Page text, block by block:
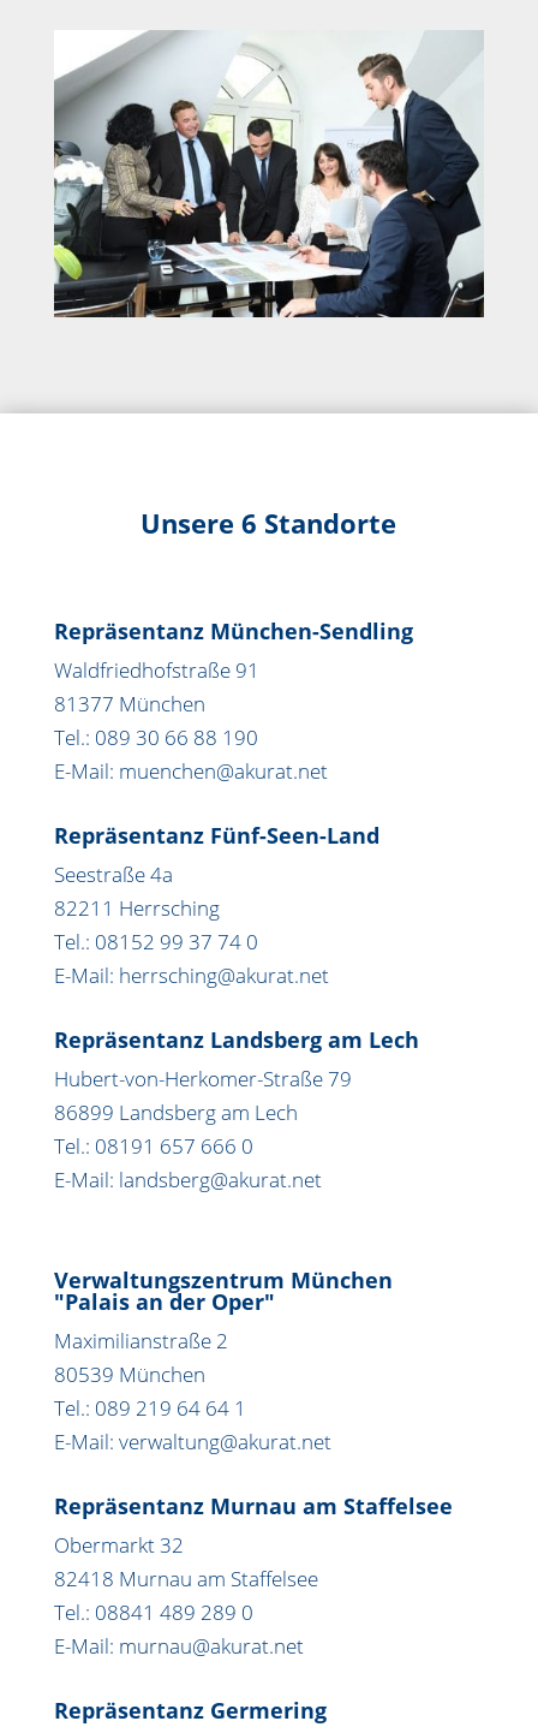
Unsere 6 Standorte
Repräsentanz München-Sendling
Waldfriedhofstraße 91
81377 München
Tel.: 089 30 66 88 190
E-Mail: muenchen@akurat.net
Repräsentanz Fünf-Seen-Land
Seestraße 4a
82211 Herrsching
Tel.: 08152 99 37 74 0
E-Mail: herrsching@akurat.net
Repräsentanz Landsberg am Lech
Hubert-von-Herkomer-Straße 79
86899 Landsberg am Lech
Tel.: 08191 657 666 0
E-Mail: landsberg@akurat.net
Verwaltungszentrum München
"Palais an der Oper"
Maximilianstraße 2
80539 München
Tel.: 089 219 64 64 1
E-Mail: verwaltung@akurat.net
Repräsentanz Murnau am Staffelsee
Obermarkt 32
82418 Murnau am Staffelsee
Tel.: 08841 489 289 0
E-Mail: murnau@akurat.net
Repräsentanz Germering